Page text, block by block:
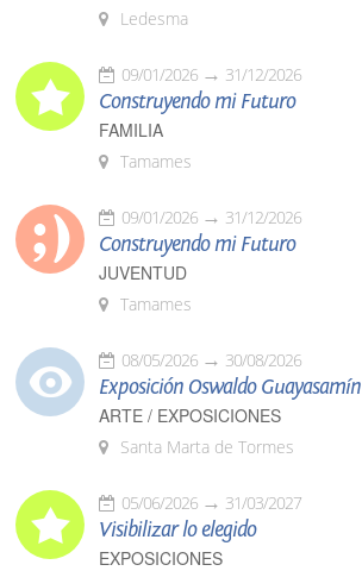
Ledesma
09/01/2026 31/12/2026
Construyendo mi Futuro
FAMILIA
Tamames
09/01/2026 31/12/2026
Construyendo mi Futuro
JUVENTUD
Tamames
08/05/2026 30/08/2026
Exposición Oswaldo Guayasamín
ARTE / EXPOSICIONES
Santa Marta de Tormes
05/06/2026 31/03/2027
Visibilizar lo elegido
EXPOSICIONES